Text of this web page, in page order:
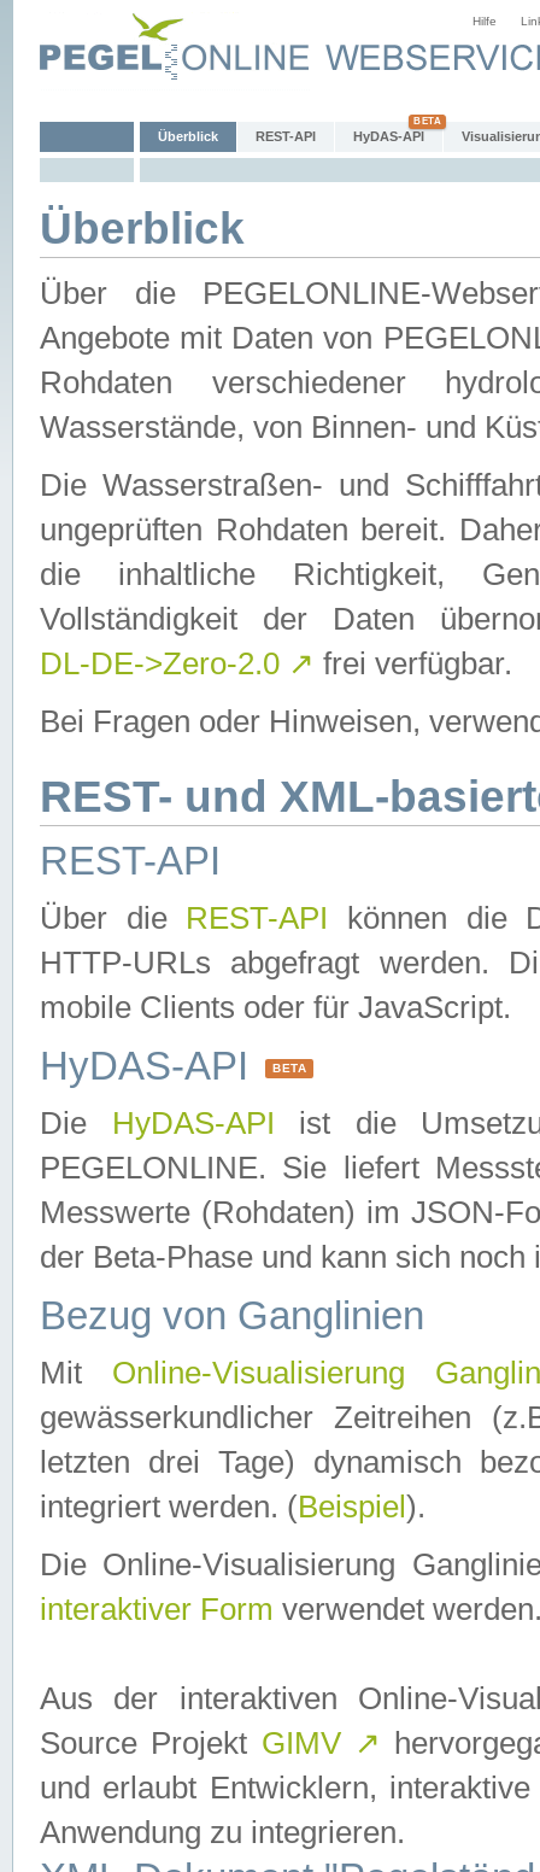
Hilfe
Überblick REST-API HyDAS-API
Überblick
Über die PEGELONLINE-
Angebote mit Daten von
Rohdaten verschiedener
Wasserstände, von Binnen- und
Die Wasserstraßen- und
ungeprüften Rohdaten bereit.
die inhaltliche Richtigkeit,
Vollständigkeit der Daten
DL-DE->Zero-2.0 ↗ frei verfügbar.
Bei Fragen oder Hinweisen,
REST- und XML-
REST-API
Über die REST-API können die
HTTP-URLs abgefragt werden.
mobile Clients oder für JavaScript.
HyDAS-API BETA
Die HyDAS-API ist die
PEGELONLINE. Sie liefert
Messwerte (Rohdaten) im JSON-
der Beta-Phase und kann sich noch
Bezug von Ganglinien
Mit Online-Visualisierung
gewässerkundlicher Zeitreihen
letzten drei Tage) dynamisch
integriert werden. (Beispiel ).
Die Online-Visualisierung
interaktiver Form verwendet
Aus der interaktiven Online-
Source Projekt GIMV ↗
und erlaubt Entwicklern,
Anwendung zu integrieren.